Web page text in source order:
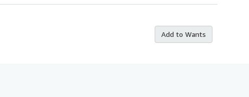
Add to Wants